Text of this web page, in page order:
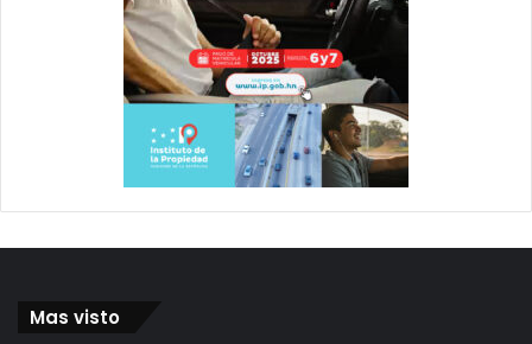
Mas visto